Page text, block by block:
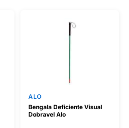
ALO
Bengala Deficiente Visual
Dobravel Alo